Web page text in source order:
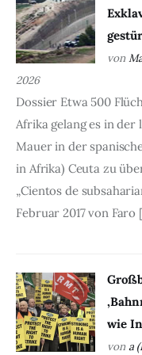
von
2026
Dossier Etwa 500
Afrika gelang es in
Mauer in der
in Afrika) Ceuta zu
„Cientos de
Februar 2017 von Faro
wie
von a